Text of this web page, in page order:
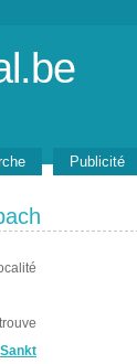
Publicité
Sankt